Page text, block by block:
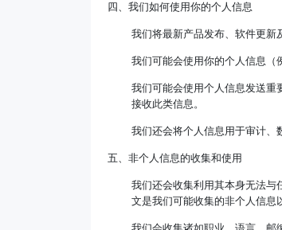
四、我们如何使用你的个人信息
我们将最新产品发布、软件更新
我们可能会使用你的个人信息（
我们可能会使用个人信息发送重
接收此类信息。
我们还会将个人信息用于审计、
五、非个人信息的收集和使用
我们还会收集利用其本身无法与
文是我们可能收集的非个人信息